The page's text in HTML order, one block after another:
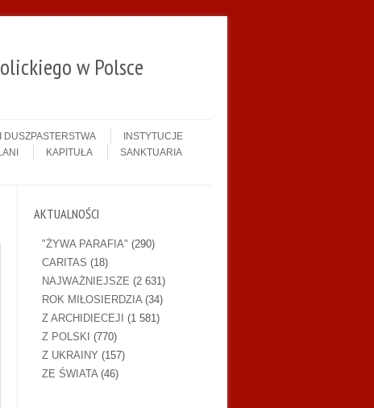
w Polsce
DUSZPASTERSTWA
INSTYTUCJE
KAPITUŁA
SANKTUARIA
AKTUALNOŚCI
"ŻYWA PARAFIA" (290)
CARITAS (18)
NAJWAŻNIEJSZE (2 631)
ROK MIŁOSIERDZIA(34)
Z ARCHIDIECEJI (1 581)
Z POLSKI (770)
Z UKRAINY (157)
ZE ŚWIATA(46)